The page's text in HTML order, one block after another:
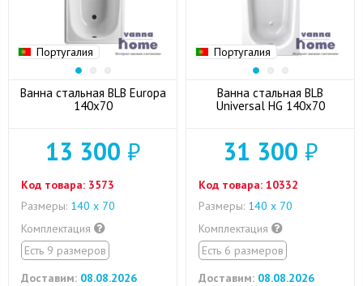
Португалия
Ванна стальная BLB Europa
140x70
13 300 ₽
Код товара: 3573
Размеры: 140 х 70
Комплектация
Есть 9 размеров
Доставим: 08.08.2026
Португалия
Ванна стальная BLB
Universal HG 140x70
31 300 ₽
Код товара: 10332
Размеры: 140 х 70
Комплектация
Есть 6 размеров
Доставим: 08.08.2026